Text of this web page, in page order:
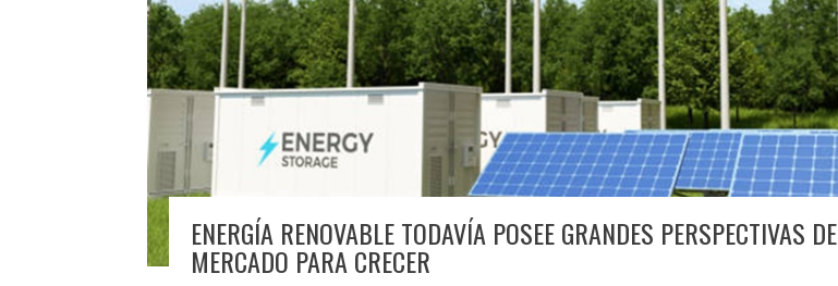
ENERGÍA RENOVABLE TODAVÍA POSEE GRANDES PERSPECTIVAS DE
MERCADO PARA CRECER